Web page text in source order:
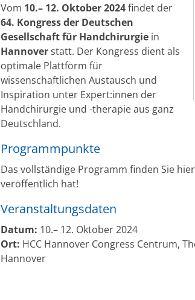
Vom 10.– 12. Oktober 2024findet der
64. Kongress der Deutschen
Gesellschaft für Handchirurgie in
Hannoverstatt. Der Kongress dient als
optimale Plattform für
wissenschaftlichen Austausch und
Inspiration unter Expert:innen der
Handchirurgie und -therapie aus ganz
Deutschland.
Programmpunkte
Das vollständige Programm finden Sie
veröffentlich hat!
Veranstaltungsdaten
Datum: 10.– 12. Oktober 2024
Ort: HCC Hannover Congress Centrum,
Hannover